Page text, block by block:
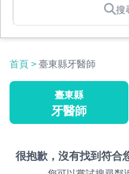
搜
首頁 > 臺東縣牙醫師
臺東縣
牙醫師
很抱歉，沒有找到符合